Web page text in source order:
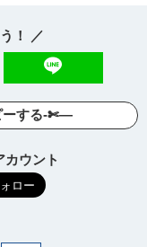
！ ／
ーする-✄—
ウント